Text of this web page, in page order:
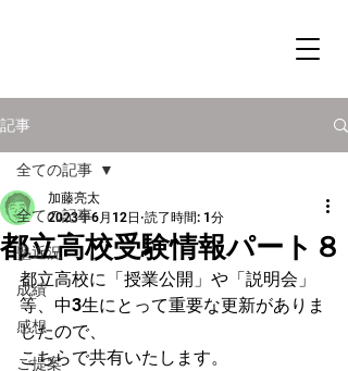
記事
全ての記事
塾近況
成績
感想
ご提案
全ての記事
都立高校受験情報パート８
加藤亮太
2023年6月12日 読了時間: 1分
都立高校に「授業公開」や「説明会」
等、中3生にとって重要な更新がありま
したので、
こちらで共有いたします。